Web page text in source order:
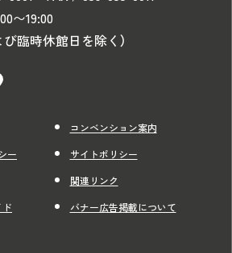
〜19:00
び臨時休館日を除く）
ー
サイトポリシー
関連リンク
ド
コンベンション案内
バナー広告掲載について